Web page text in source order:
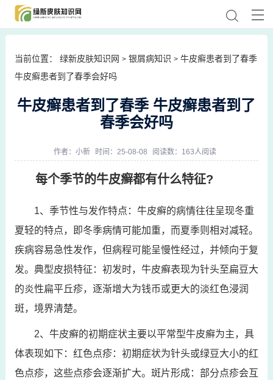
当前位置： 绿新皮肤知识网 > 银屑病知识 > 牛皮癣患者到了春季
牛皮癣患者到了春季会好吗
牛皮癣患者到了春季 牛皮癣患者到了
春季会好吗
作者： 小新 时间：25-08-08 阅读数：163人阅读
每个季节的牛皮癣都有什么特征?
1、季节性与发作特点：牛皮癣的病情往往呈现冬重
夏轻的特点，即冬季病情可能加重，而夏季则相对减轻。
疾病容易急性发作，但病程可能呈慢性经过，并倾向于复
发。典型皮损特征：初发时，牛皮癣表现为针头至扁豆大
的炎性扁平丘疹，逐渐增大为钱币或更大的淡红色浸润
斑，境界清楚。
2、牛皮癣的初期症状主要以平常型牛皮癣为主，具
体表现如下：红色点疹：初期症状为针头或绿豆大小的红
色点疹，这些点疹会逐渐扩大。斑片形成：部分点疹会互